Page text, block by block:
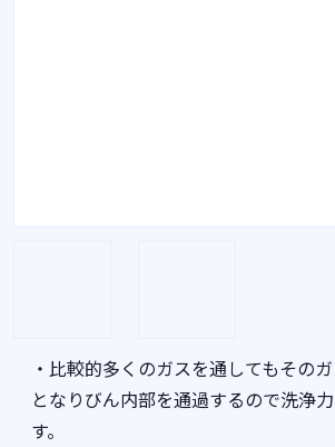
・比較的多くのガスを通してもその
となりびん内部を通過するので洗浄
す。